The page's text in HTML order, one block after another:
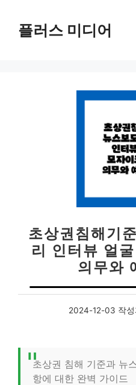
플러스 미디어
초상권침해기
리 인터뷰 얼
의무와
2024-12-03 작
초상권 침해 기준과 뉴
항에 대한 완벽 가이드